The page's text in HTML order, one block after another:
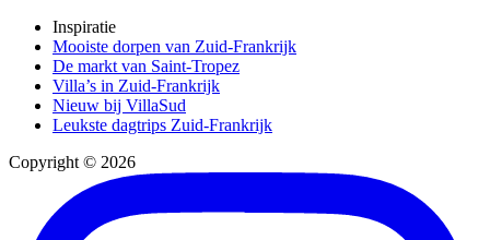
Inspiratie
Mooiste dorpen van Zuid-Frankrijk
De markt van Saint-Tropez
Villa’s in Zuid-Frankrijk
Nieuw bij VillaSud
Leukste dagtrips Zuid-Frankrijk
Copyright © 2026